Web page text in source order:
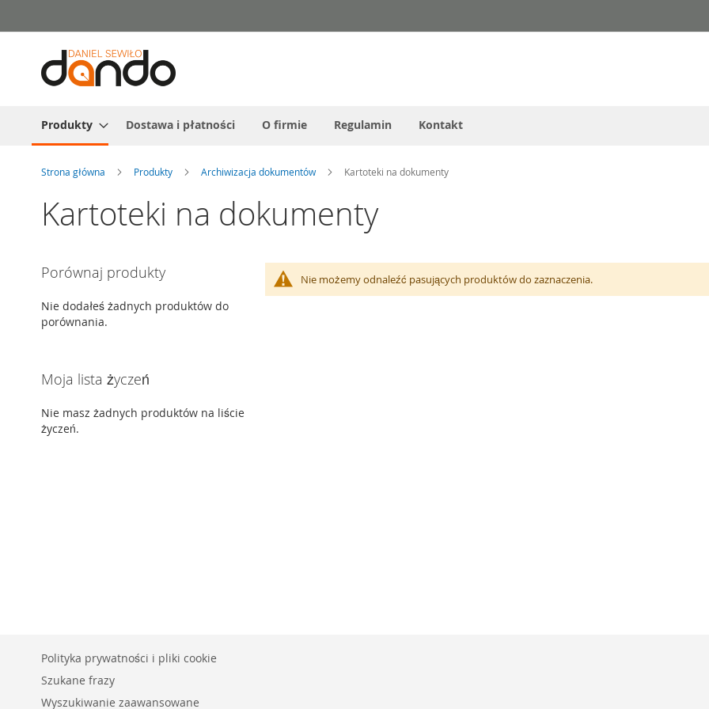
do
treści
Produkty Dostawa i płatności O firmie Regulamin Kontakt
Strona główna Produkty Archiwizacja dokumentów Kartoteki na dokumenty
Kartoteki na dokumenty
Nie możemy odnaleźć pasujących produktów do zaznaczenia.
Porównaj produkty
Nie dodałeś żadnych produktów do
porównania.
Moja lista życzeń
Nie masz żadnych produktów na liście
życzeń.
Polityka prywatności i pliki cookie
Szukane frazy
Wyszukiwanie zaawansowane